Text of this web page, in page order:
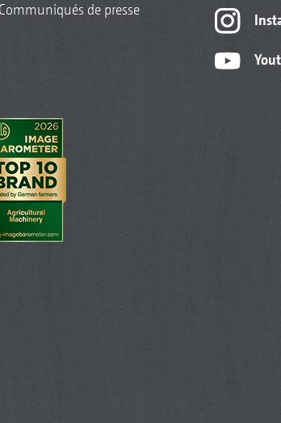
Communiqués de presse